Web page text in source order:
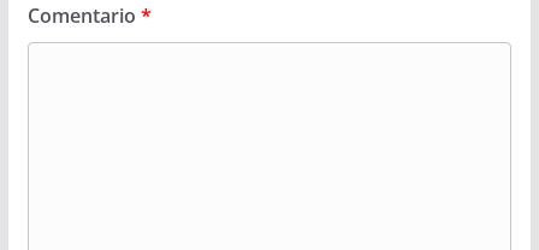
Comentario *